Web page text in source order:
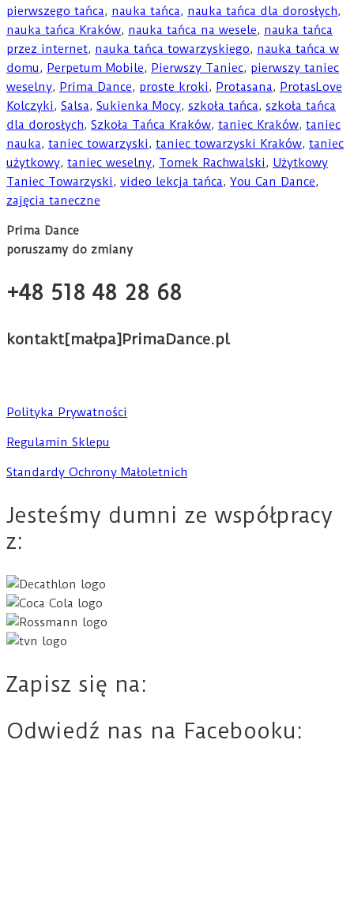
pierwszego tańca, nauka tańca, nauka tańca dla dorosłych,
nauka tańca Kraków, nauka tańca na wesele, nauka tańca
przez internet, nauka tańca towarzyskiego, nauka tańca w
domu, Perpetum Mobile, Pierwszy Taniec, pierwszy taniec
weselny, Prima Dance, proste kroki, Protasana, ProtasLove
Kolczyki, Salsa, Sukienka Mocy, szkoła tańca, szkoła tańca
dla dorosłych, Szkoła Tańca Kraków, taniec Kraków, taniec
nauka, taniec towarzyski, taniec towarzyski Kraków, taniec
użytkowy, taniec weselny, Tomek Rachwalski, Użytkowy
Taniec Towarzyski, video lekcja tańca, You Can Dance,
zajęcia taneczne
Prima Dance
poruszamy do zmiany
+48 518 48 28 68
kontakt[małpa]PrimaDance.pl
Polityka Prywatności
Regulamin Sklepu
Standardy Ochrony Małoletnich
Jesteśmy dumni ze współpracy
z:
Zapisz się na:
Odwiedź nas na Facebooku: